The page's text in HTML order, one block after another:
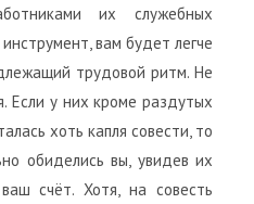
их служебных
вам будет легче
трудовой ритм. Не
Если у них кроме раздутых
хоть капля совести, то
обиделись вы, увидев их
счёт. Хотя, на совесть